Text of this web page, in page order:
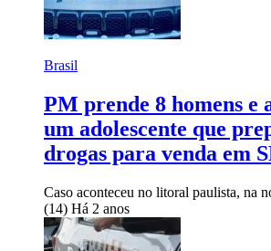
Brasil
PM prende 8 homens e
um adolescente que
drogas para venda em
Caso aconteceu no litoral paulista, na
(14) Há 2 anos